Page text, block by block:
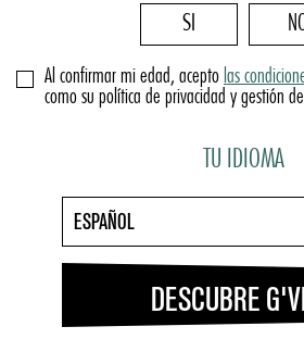
SI
Al confirmar mi edad, acepto las
como su política de privacidad y gestión
TU IDIOMA